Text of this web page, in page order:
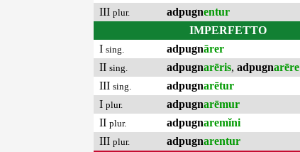
III plur. adpugnentur
IMPERFETTO
I sing. adpugnārer
II sing. adpugnarēris, adpugnarēre
III sing. adpugnarētur
I plur. adpugnarēmur
II plur. adpugnaremĭni
III plur. adpugnarentur